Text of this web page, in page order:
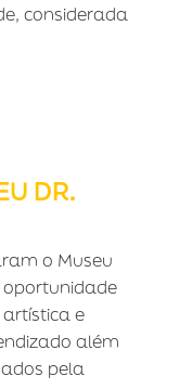
considerada
DR.
o Museu
oportunidade
e
além
pela